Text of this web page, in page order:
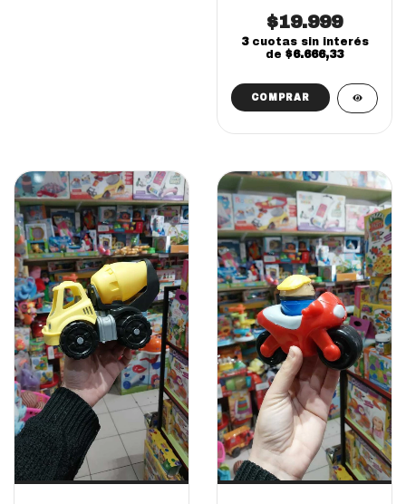
importado e&b
didactico
$19.999
3 cuotas sin interés
de $6.666,33